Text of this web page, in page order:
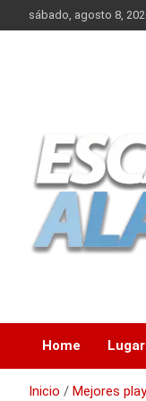
al
sábado, agosto 8,
para las playas del
Home
Inicio Mejores